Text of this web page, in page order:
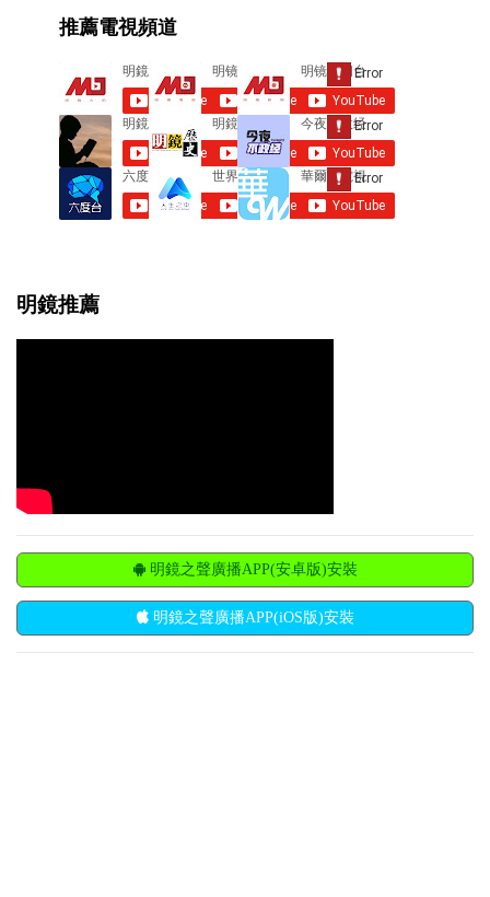
n
t
s
推薦電視頻道
明鏡推薦
明鏡之聲廣播APP(安卓版)安裝
明鏡之聲廣播APP(iOS版)安裝